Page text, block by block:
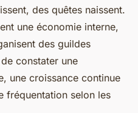
des quêtes naissent.
une économie interne,
des guildes
constater une
une croissance continue
fréquentation selon les